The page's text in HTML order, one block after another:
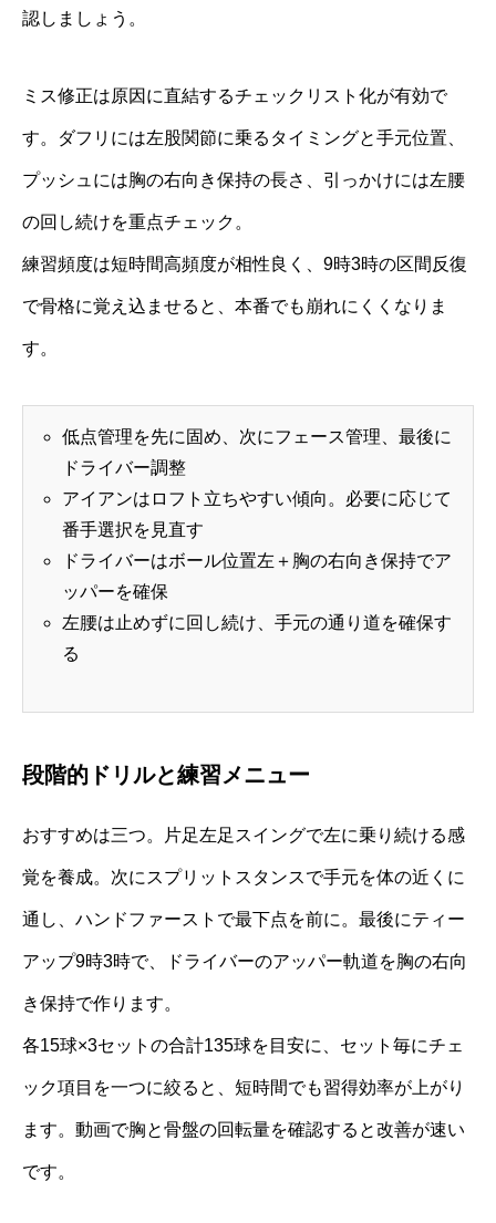
認しましょう。
ミス修正は原因に直結するチェックリスト化が有効で
す。ダフリには左股関節に乗るタイミングと手元位置、
プッシュには胸の右向き保持の長さ、引っかけには左腰
の回し続けを重点チェック。
練習頻度は短時間高頻度が相性良く、9時3時の区間反復
で骨格に覚え込ませると、本番でも崩れにくくなりま
す。
低点管理を先に固め、次にフェース管理、最後に
ドライバー調整
アイアンはロフト立ちやすい傾向。必要に応じて
番手選択を見直す
ドライバーはボール位置左＋胸の右向き保持でア
ッパーを確保
左腰は止めずに回し続け、手元の通り道を確保す
る
段階的ドリルと練習メニュー
おすすめは三つ。片足左足スイングで左に乗り続ける感
覚を養成。次にスプリットスタンスで手元を体の近くに
通し、ハンドファーストで最下点を前に。最後にティー
アップ9時3時で、ドライバーのアッパー軌道を胸の右向
き保持で作ります。
各15球×3セットの合計135球を目安に、セット毎にチェ
ック項目を一つに絞ると、短時間でも習得効率が上がり
ます。動画で胸と骨盤の回転量を確認すると改善が速い
です。